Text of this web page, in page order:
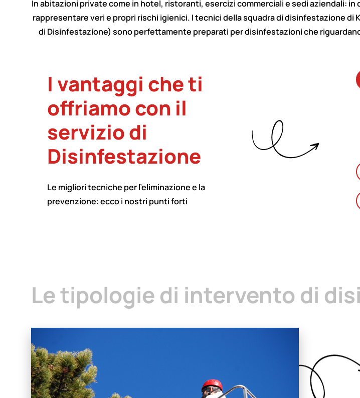
In abitazioni private come in hotel, ristoranti, esercizi commerciali e sedi aziendali:
rappresentare veri e propri rischi igienici. I tecnici della squadra di disinfestazione di
di Disinfestazione) sono perfettamente preparati per disinfestazioni che
I vantaggi che ti
offriamo con il
servizio di
Disinfestazione
Le migliori tecniche per l'eliminazione e la
prevenzione: ecco i nostri punti forti
Le tipologie di intervento di